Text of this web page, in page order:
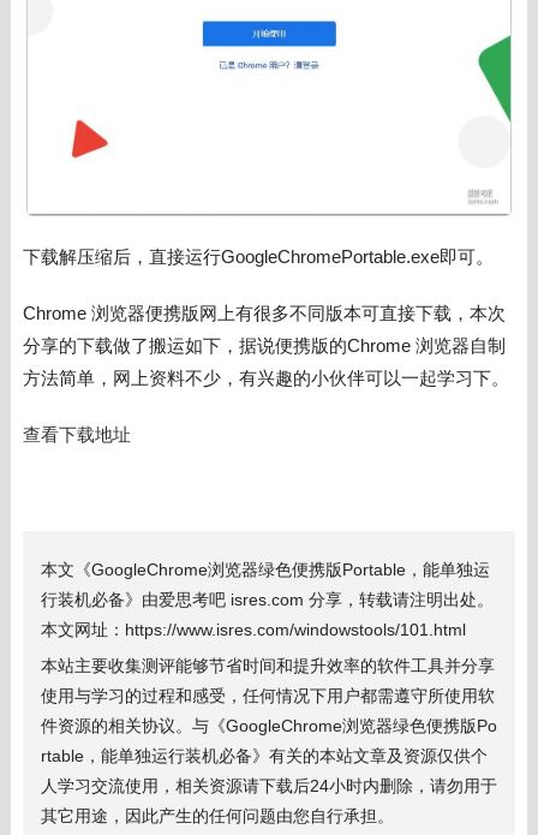
下载解压缩后，直接运行GoogleChromePortable.exe即可。
Chrome 浏览器便携版网上有很多不同版本可直接下载，本次
分享的下载做了搬运如下，据说便携版的Chrome 浏览器自制
方法简单，网上资料不少，有兴趣的小伙伴可以一起学习下。
查看下载地址
本文《GoogleChrome浏览器绿色便携版Portable，能单独运
行装机必备》由爱思考吧 isres.com 分享，转载请注明出处。
本文网址：https://www.isres.com/windowstools/101.html
本站主要收集测评能够节省时间和提升效率的软件工具并分享
使用与学习的过程和感受，任何情况下用户都需遵守所使用软
件资源的相关协议。与《GoogleChrome浏览器绿色便携版Po
rtable，能单独运行装机必备》有关的本站文章及资源仅供个
人学习交流使用，相关资源请下载后24小时内删除，请勿用于
其它用途，因此产生的任何问题由您自行承担。